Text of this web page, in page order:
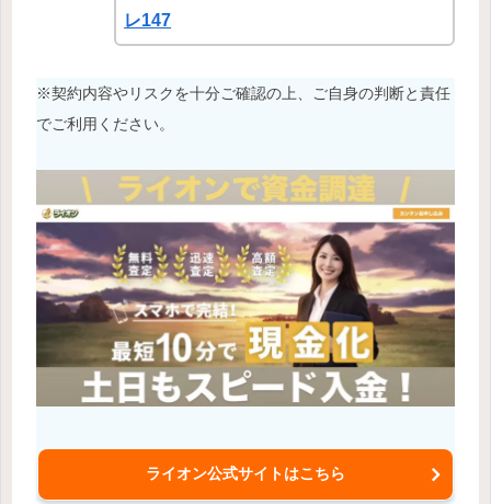
レ147
※契約内容やリスクを十分ご確認の上、ご自身の判断と責任
でご利用ください。
ライオン公式サイトはこちら